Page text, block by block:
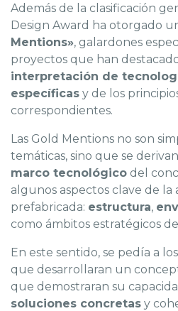
Además de la clasificación
Design Award ha otorgado
Mentions», galardones
proyectos que han
interpretación de
específicas y de los
correspondientes.
Las Gold Mentions no son
temáticas, sino que se
marco tecnológico del
algunos aspectos clave de
prefabricada: estructura,
como ámbitos estratégicos
En este sentido, se pedía a
que desarrollaran un
que demostraran su
soluciones concretas y